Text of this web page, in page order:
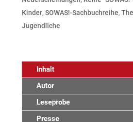
Kinder, SOWAS!-Sachbuchreihe,
Jugendliche
Inhalt
Autor
Leseprobe
Presse